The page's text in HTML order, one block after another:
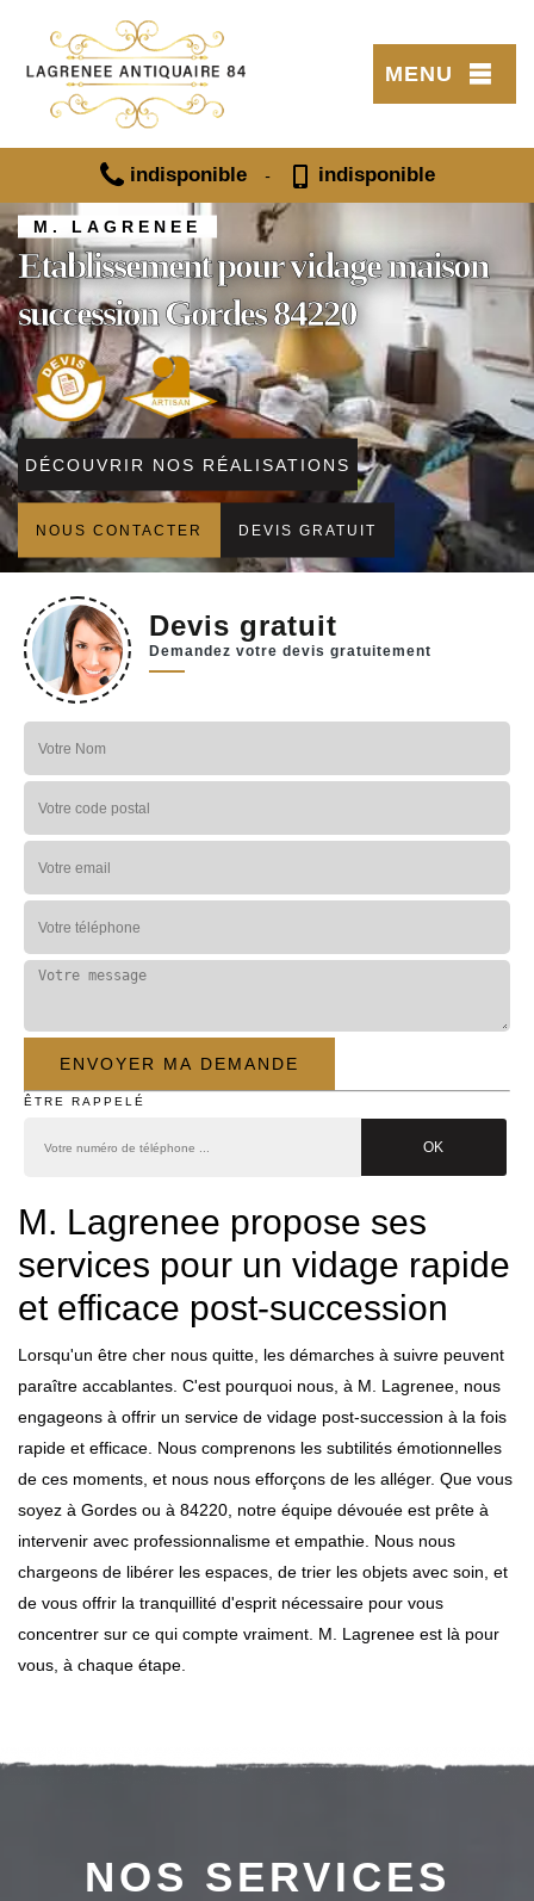
MENU
indisponible - indisponible
M. LAGRENEE
Etablissement pour vidage maison
succession Gordes 84220
DÉCOUVRIR NOS RÉALISATIONS
NOUS CONTACTER DEVIS GRATUIT
Devis gratuit
Demandez votre devis gratuitement
ÊTRE RAPPELÉ
M. Lagrenee propose ses
services pour un vidage rapide
et efficace post-succession
Lorsqu'un être cher nous quitte, les démarches à suivre peuvent
paraître accablantes. C'est pourquoi nous, à M. Lagrenee, nous
engageons à offrir un service de vidage post-succession à la fois
rapide et efficace. Nous comprenons les subtilités émotionnelles
de ces moments, et nous nous efforçons de les alléger. Que vous
soyez à Gordes ou à 84220, notre équipe dévouée est prête à
intervenir avec professionnalisme et empathie. Nous nous
chargeons de libérer les espaces, de trier les objets avec soin, et
de vous offrir la tranquillité d'esprit nécessaire pour vous
concentrer sur ce qui compte vraiment. M. Lagrenee est là pour
vous, à chaque étape.
NOS SERVICES